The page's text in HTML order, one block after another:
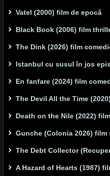
Vatel (2000) film de epocă
Black Book (2006) film
The Dink (2026) film
Istanbul cu susul în jos
En fanfare (2024) film
The Devil All the Time
Death on the Nile (2022)
Gunche (Colonia 2026)
The Debt Collector
A Hazard of Hearts (1987)